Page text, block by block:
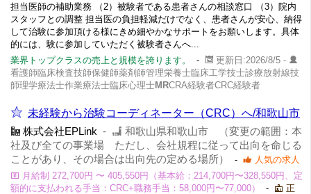
担当医師の補助業務 （2）被験者である患者さんの相談窓口 （3）院内
スタッフとの調整 担当医の負担軽減だけでなく、患者さんが安心、納得
して治験に参加頂ける様にきめ細やかなサポートをお願いします。具体
的には、験に参加していただく被験者さんへ...
業界トップクラスの売上と規模を誇ります。
-
更新日:2026/8/5 -
看護師臨床検査技師保健師薬剤師管理栄養士臨床工学技士診療放射線技
師理学療法士作業療法士臨床心理士MRCRA経験者CRC経験者
未経験から治験コーディネーター（CRC）へ/和歌山市
株式会社EPLink -
和歌山県和歌山市 （変更の範囲：本
社及び全ての事業場 ただし、会社規程に従って出向を命じる
ことがあり、その場合は出向先の定める場所）
-
人気の求人
月給制 272,700円 〜 405,550円（基本給：214,700円〜328,550円、定
額的に支払われる手当：CRC+職務手当：58,000円〜77,000）
-
正